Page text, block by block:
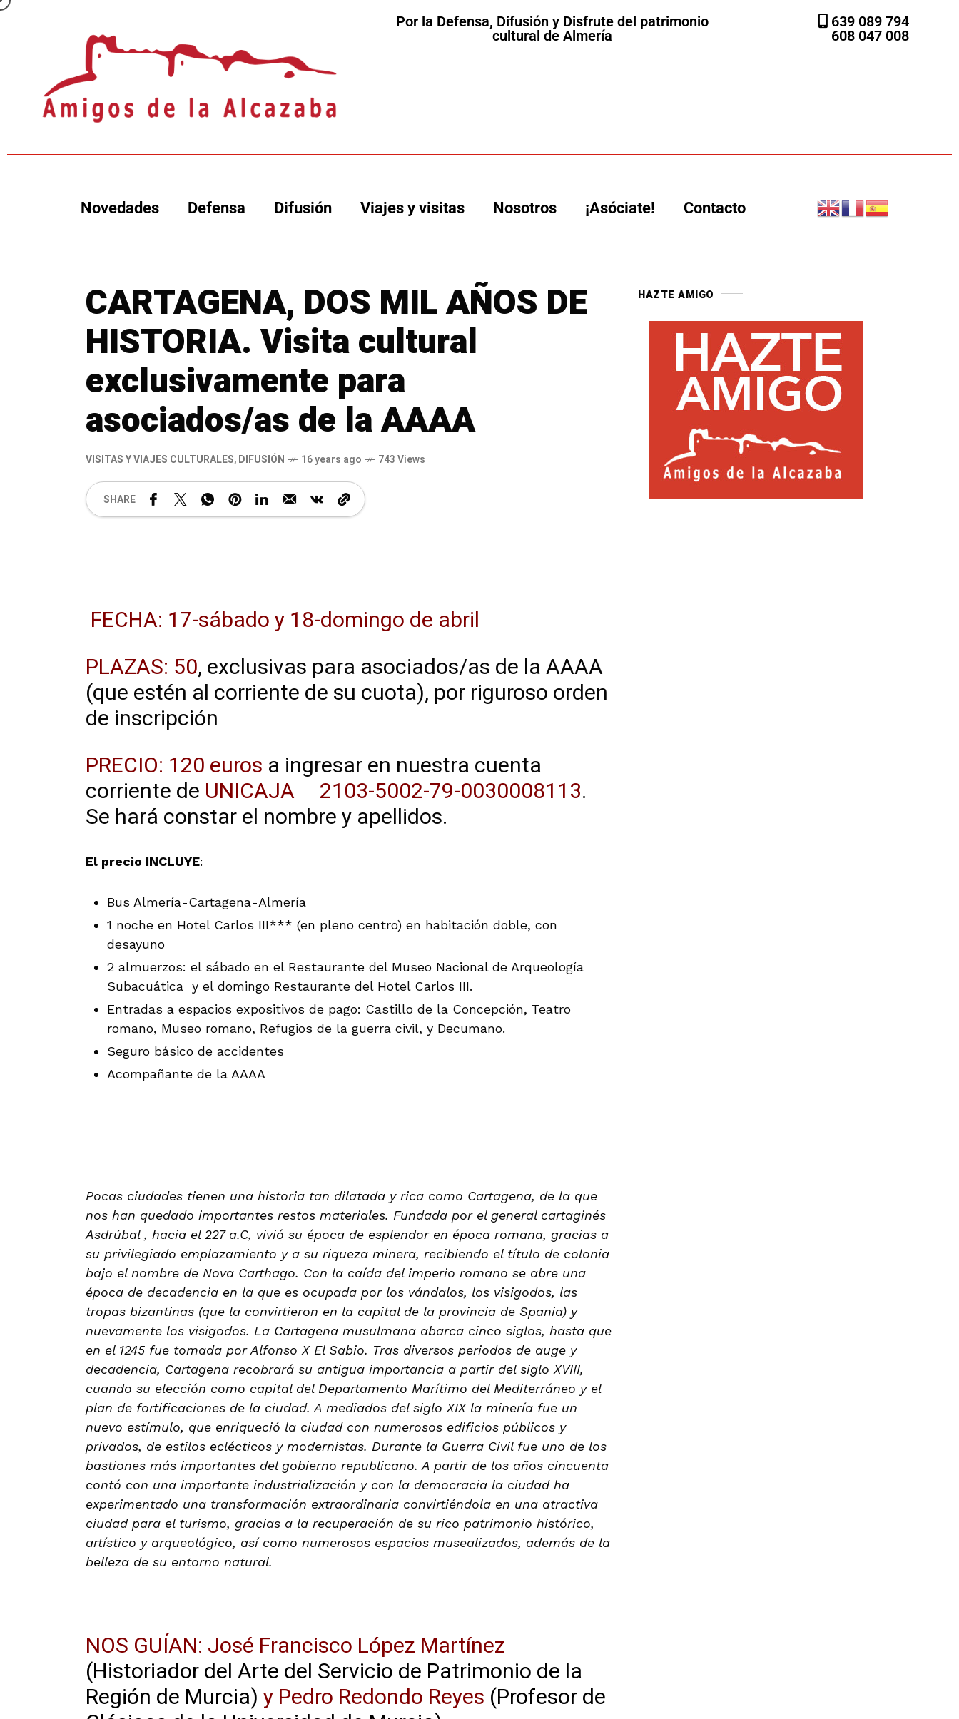
Por la Defensa, Difusión y Disfrute del patrimonio
cultural de Almería
639 089 794
608 047 008
Novedades Defensa Difusión Viajes y visitas Nosotros ¡Asóciate! Contacto
CARTAGENA, DOS MIL AÑOS DE
HISTORIA. Visita cultural
exclusivamente para
asociados/as de la AAAA
VISITAS Y VIAJES CULTURALES,DIFUSIÓN 16 years ago 743 Views
SHARE
FECHA: 17-sábado y 18-domingo de abril
PLAZAS: 50, exclusivas para asociados/as de la AAAA
(que estén al corriente de su cuota), por riguroso orden
de inscripción
PRECIO: 120 euros a ingresar en nuestra cuenta
corriente de UNICAJA 2103-5002-79-0030008113.
Se hará constar el nombre y apellidos.
El precio INCLUYE:
Bus Almería-Cartagena-Almería
1 noche en Hotel Carlos III*** (en pleno centro) en habitación doble, con
desayuno
2 almuerzos: el sábado en el Restaurante del Museo Nacional de Arqueología
Subacuática y el domingo Restaurante del Hotel Carlos III.
Entradas a espacios expositivos de pago: Castillo de la Concepción, Teatro
romano, Museo romano, Refugios de la guerra civil, y Decumano.
Seguro básico de accidentes
Acompañante de la AAAA
Pocas ciudades tienen una historia tan dilatada y rica como Cartagena, de la que
nos han quedado importantes restos materiales. Fundada por el general cartaginés
Asdrúbal , hacia el 227 a.C, vivió su época de esplendor en época romana, gracias a
su privilegiado emplazamiento y a su riqueza minera, recibiendo el título de colonia
bajo el nombre de Nova Carthago. Con la caída del imperio romano se abre una
época de decadencia en la que es ocupada por los vándalos, los visigodos, las
tropas bizantinas (que la convirtieron en la capital de la provincia de Spania) y
nuevamente los visigodos. La Cartagena musulmana abarca cinco siglos, hasta que
en el 1245 fue tomada por Alfonso X El Sabio. Tras diversos periodos de auge y
decadencia, Cartagena recobrará su antigua importancia a partir del siglo XVIII,
cuando su elección como capital del Departamento Marítimo del Mediterráneo y el
plan de fortificaciones de la ciudad. A mediados del siglo XIX la minería fue un
nuevo estímulo, que enriqueció la ciudad con numerosos edificios públicos y
privados, de estilos eclécticos y modernistas. Durante la Guerra Civil fue uno de los
bastiones más importantes del gobierno republicano. A partir de los años cincuenta
contó con una importante industrialización y con la democracia la ciudad ha
experimentado una transformación extraordinaria convirtiéndola en una atractiva
ciudad para el turismo, gracias a la recuperación de su rico patrimonio histórico,
artístico y arqueológico, así como numerosos espacios musealizados, además de la
belleza de su entorno natural.
NOS GUÍAN: José Francisco López Martínez
(Historiador del Arte del Servicio de Patrimonio de la
Región de Murcia) y Pedro Redondo Reyes (Profesor de
HAZTE AMIGO